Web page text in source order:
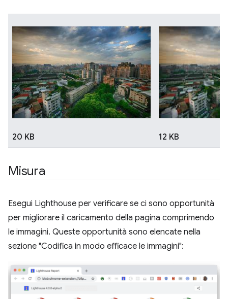
20 KB 12 KB
Misura
Esegui Lighthouse per verificare se ci sono opportunità
per migliorare il caricamento della pagina comprimendo
le immagini. Queste opportunità sono elencate nella
sezione "Codifica in modo efficace le immagini":